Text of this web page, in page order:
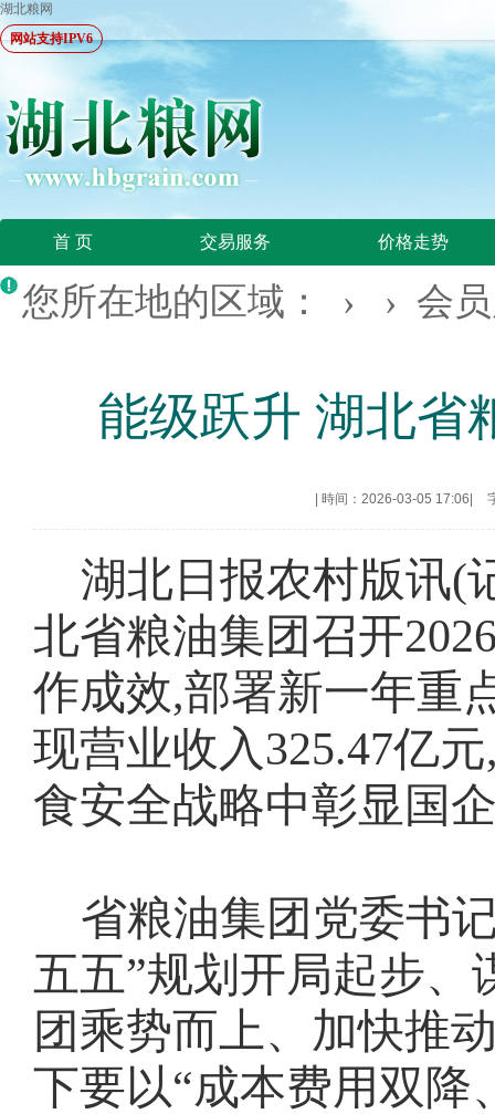
湖北粮网
网站支持IPV6
首 页 交易服务 价格走势
您所在地的区域： › › 会
能级跃升 湖北省
時间：2026-03-05 17:06
湖北日报农村版讯(
北省粮油集团召开
作成效,部署新一年重
现营业收入325.47亿
食安全战略中彰显国
省粮油集团党委书
五五”规划开局起步
团乘势而上、加快推
下要以“成本费用双降